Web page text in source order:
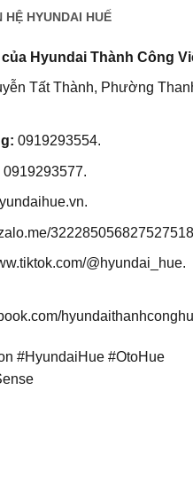
HỆ HYUNDAI HUẾ
Hyundai Thành Công
Tất Thành, Phường
0919293554.
0919293577.
.
@hyundai_hue.
#HyundaiHue #OtoHue